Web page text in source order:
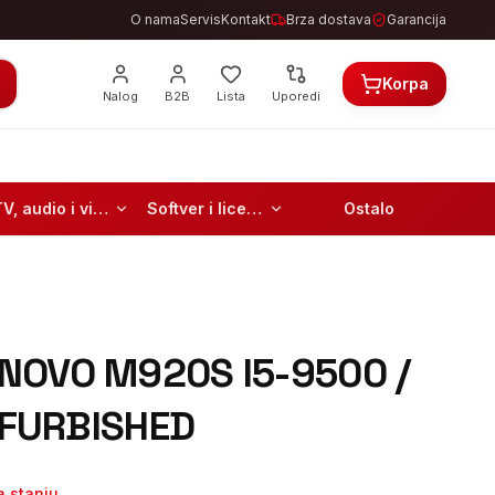
O namaServisKontakt Brza dostava Garancija
Nalog B2B Lista Uporedi
Korpa
TV, audio i video Softver i licence Ostalo
M920S I5-9500 /